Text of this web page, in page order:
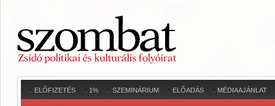
ELŐFIZETÉS 1% SZEMINÁRIUM ELŐADÁS MÉDIAAJÁNLAT